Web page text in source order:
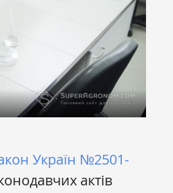
Україн №2501-
актів